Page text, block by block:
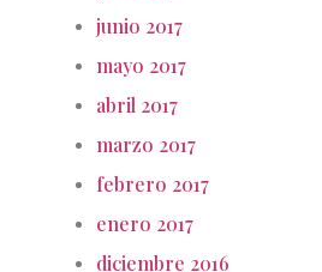
junio 2017
mayo 2017
abril 2017
marzo 2017
febrero 2017
enero 2017
diciembre 2016